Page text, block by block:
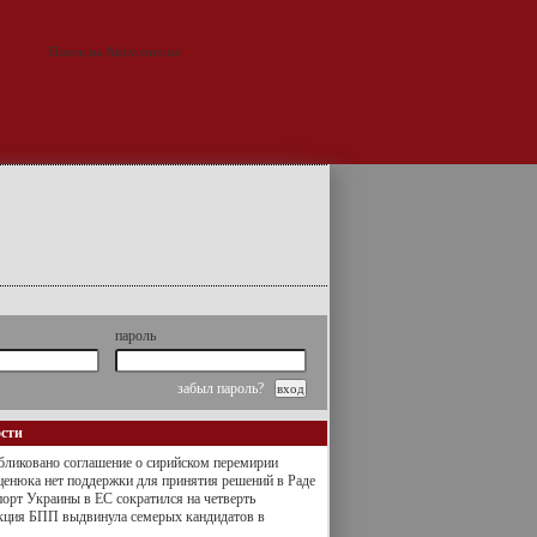
пароль
забыл пароль?
соглашение о сирийском перемирии
нет поддержки для принятия решений в Раде
Украины в ЕС сократился на четверть
БПП выдвинула семерых кандидатов в